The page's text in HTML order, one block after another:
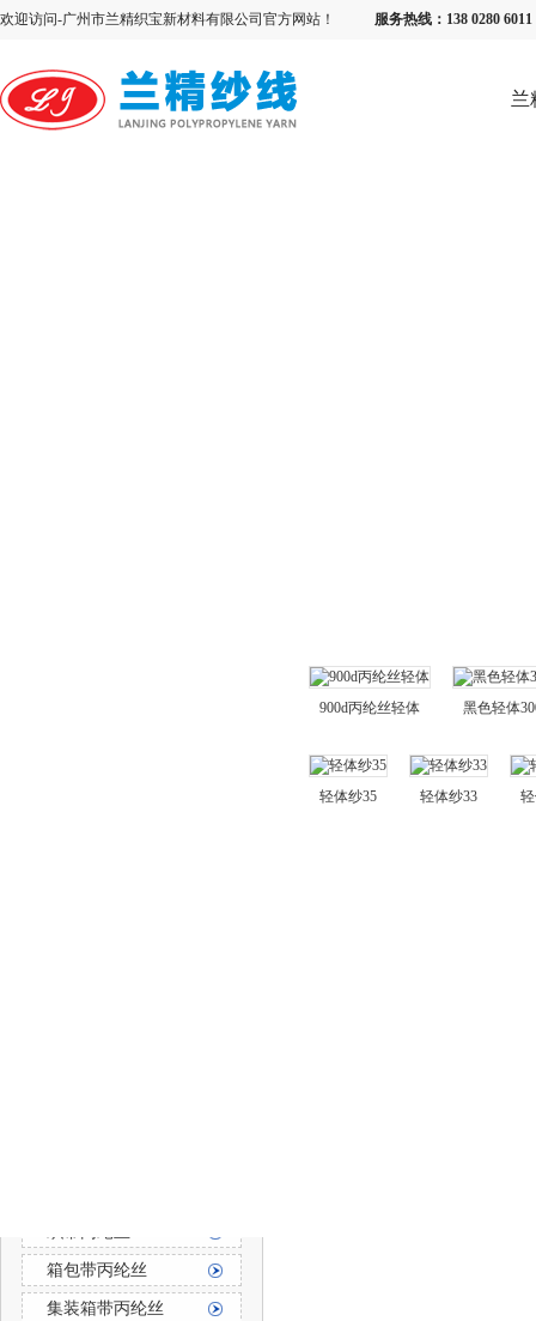
欢迎访问-广州市兰精织宝新材料有限公司官方网站！ 服务热线：138 0280
兰
箱包带丙纶丝
集装箱带丙纶丝
900d丙纶丝轻体 黑色轻体
轻体纱35 轻体纱33